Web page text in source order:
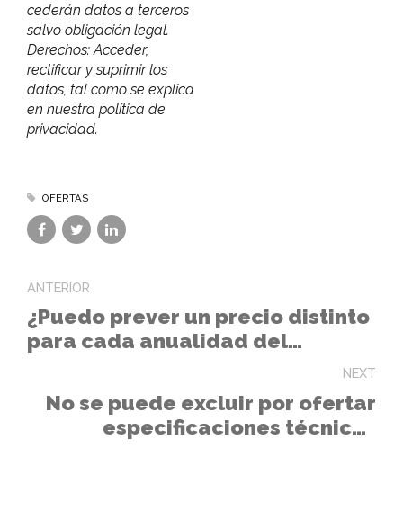
cederán datos a terceros
salvo obligación legal.
Derechos: Acceder,
rectificar y suprimir los
datos, tal como se explica
en nuestra política de
privacidad.
OFERTAS
ANTERIOR
¿Puedo prever un precio distinto
para cada anualidad del
contrato? ¿Y otro distinto paraNEXT
No se puede excluir por ofertar
especificaciones técnicas